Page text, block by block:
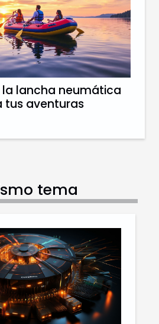
lancha neumática
tus aventuras
tema